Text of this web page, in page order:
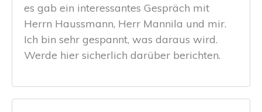
es gab ein interessantes Gespräch mit
Herrn Haussmann, Herr Mannila und mir.
Ich bin sehr gespannt, was daraus wird.
Werde hier sicherlich darüber berichten.